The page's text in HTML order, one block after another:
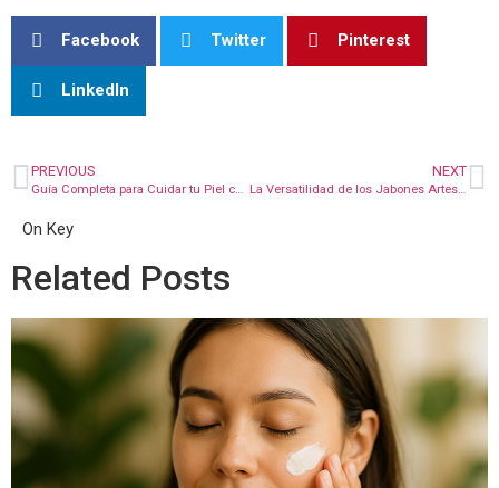
Facebook Twitter Pinterest
LinkedIn
PREVIOUS
Guía Completa para Cuidar tu Piel con Aceites de Frutas Naturales
NEXT
La Versatilidad de los Jabones Artesanales con Aceite de Caléndula en Madrid
On Key
Related Posts